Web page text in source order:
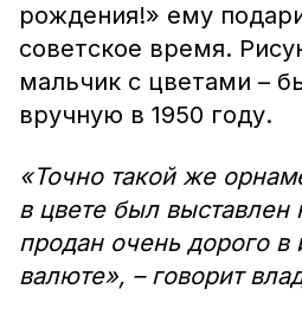
рождения!» ему
советское время.
мальчик с цветами –
вручную в 1950 году.
«Точно такой же
в цвете был выставлен
продан очень дорого в
валюте», – говорит